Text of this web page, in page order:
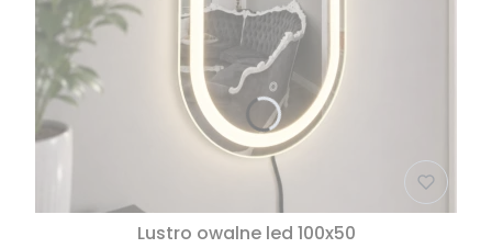
Lustro owalne led 100x50